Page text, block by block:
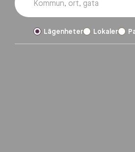
Lägenheter Lokaler